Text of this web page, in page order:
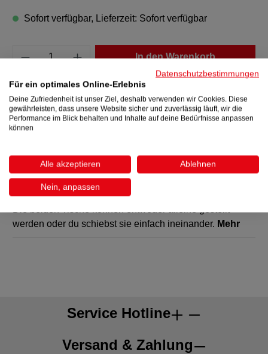
Sofort verfügbar, Lieferzeit: Sofort verfügbar
Produkt Anzahl: Gib den gewünschten
In den Warenkorb
Zum Merkzettel hinzufügen
Produktnummer:47215
Beschreibung
werden oder du schiebst sie einfach ineinander. Mehr
Service Hotline
Versand & Zahlung
Datenschutzbestimmungen
Für ein optimales Online-Erlebnis
Deine Zufriedenheit ist unser Ziel, deshalb verwenden wir Cookies. Diese
gewährleisten, dass unsere Website sicher und zuverlässig läuft, wir die
Performance im Blick behalten und Inhalte auf deine Bedürfnisse anpassen
können
Alle akzeptieren Ablehnen
Nein, anpassen